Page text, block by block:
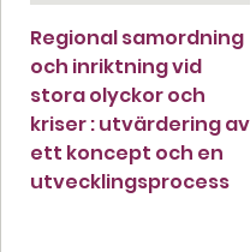
Regional samordning
och inriktning vid
stora olyckor och
kriser : utvärdering av
ett koncept och en
utvecklingsprocess